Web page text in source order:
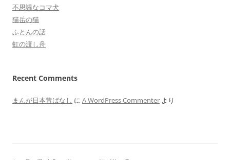
ョ
ン
不思議なコマ犬
猫岳の猫
ふとんの話
虹の渡し舟
Recent Comments
まんが日本昔ばなし に A WordPress Commenter より